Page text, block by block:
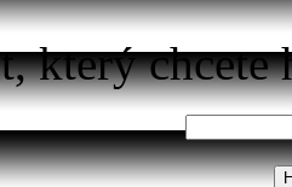
který chcete